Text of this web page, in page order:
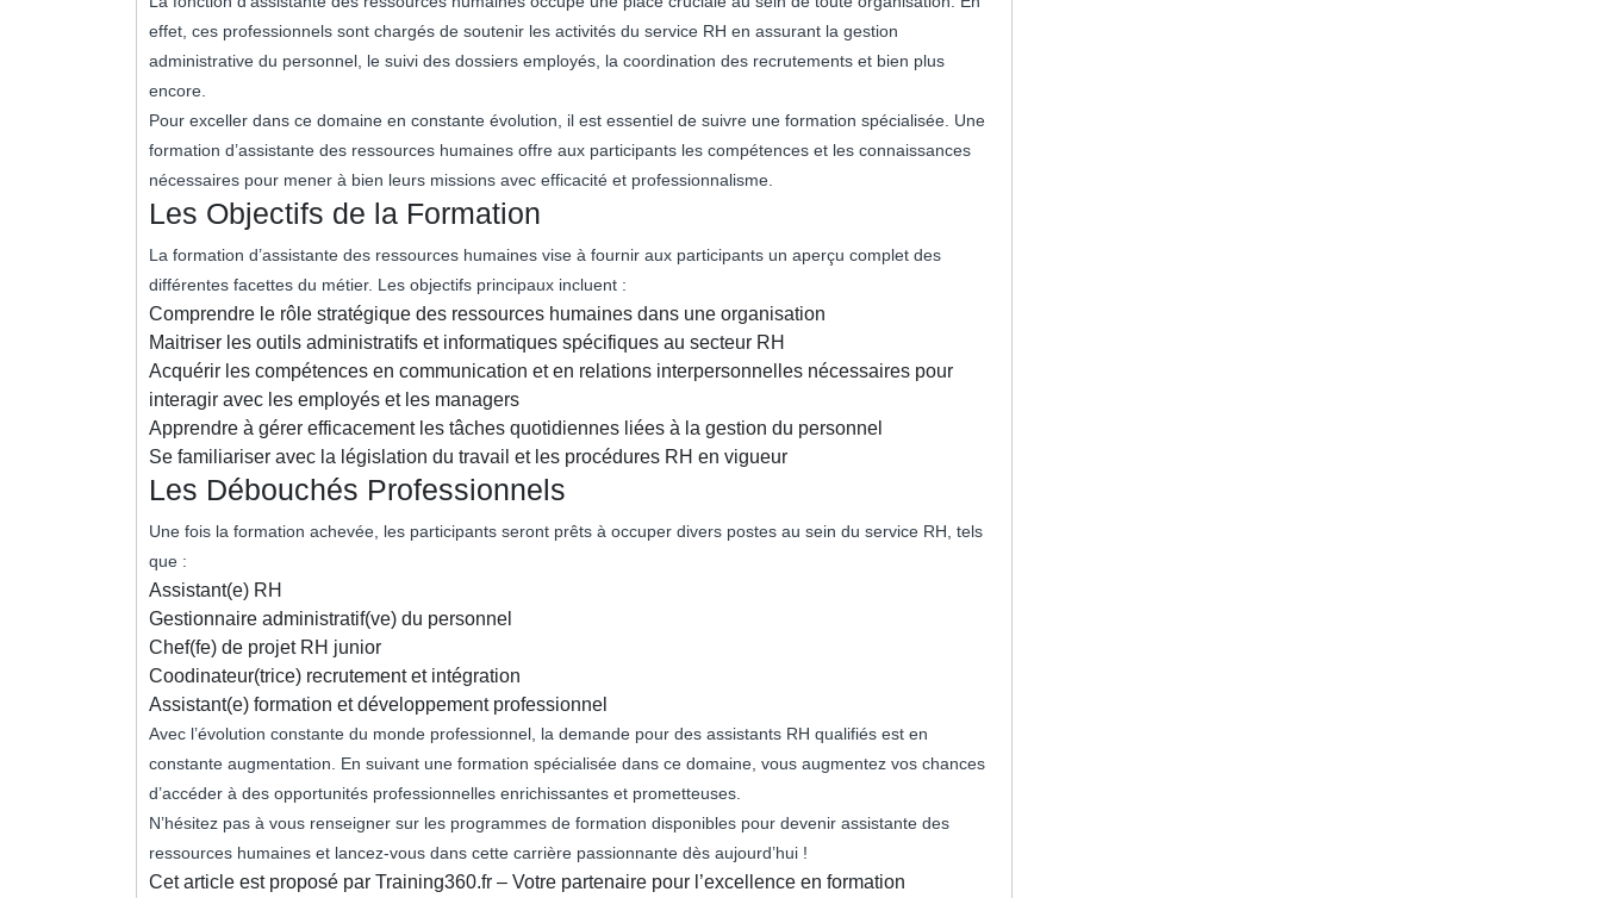
effet, ces professionnels sont chargés de soutenir les activités du service RH en assurant la gestion
administrative du personnel, le suivi des dossiers employés, la coordination des recrutements et bien plus
encore.
Pour exceller dans ce domaine en constante évolution, il est essentiel de suivre une formation spécialisée. Une
formation d’assistante des ressources humaines offre aux participants les compétences et les connaissances
nécessaires pour mener à bien leurs missions avec efficacité et professionnalisme.
Les Objectifs de la Formation
La formation d’assistante des ressources humaines vise à fournir aux participants un aperçu complet des
différentes facettes du métier. Les objectifs principaux incluent :
Comprendre le rôle stratégique des ressources humaines dans une organisation
Maitriser les outils administratifs et informatiques spécifiques au secteur RH
Acquérir les compétences en communication et en relations interpersonnelles nécessaires pour
interagir avec les employés et les managers
Apprendre à gérer efficacement les tâches quotidiennes liées à la gestion du personnel
Se familiariser avec la législation du travail et les procédures RH en vigueur
Les Débouchés Professionnels
Une fois la formation achevée, les participants seront prêts à occuper divers postes au sein du service RH, tels
que :
Assistant(e) RH
Gestionnaire administratif(ve) du personnel
Chef(fe) de projet RH junior
Coodinateur(trice) recrutement et intégration
Assistant(e) formation et développement professionnel
Avec l’évolution constante du monde professionnel, la demande pour des assistants RH qualifiés est en
constante augmentation. En suivant une formation spécialisée dans ce domaine, vous augmentez vos chances
d’accéder à des opportunités professionnelles enrichissantes et prometteuses.
N’hésitez pas à vous renseigner sur les programmes de formation disponibles pour devenir assistante des
ressources humaines et lancez-vous dans cette carrière passionnante dès aujourd’hui !
Cet article est proposé par Training360.fr – Votre partenaire pour l’excellence en formation